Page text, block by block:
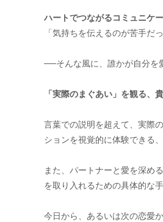
ハートでつながるコミュニケ
「気持ちを伝えるのが苦手だ
──そんな風に、誰かが自分を
「実際のまぐあい」を観る、
言葉での説明を超えて、実際
ションを視覚的に体験できる
また、パートナーと愛を深め
を取り入れるための具体的な
今日から、あるいは次の恋愛